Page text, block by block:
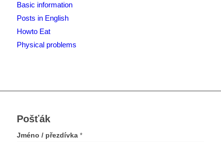
Basic information
Posts in English
Howto Eat
Physical problems
Pošťák
Jméno / přezdívka *